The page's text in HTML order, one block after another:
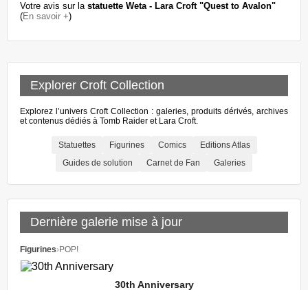
Votre avis sur la statuette Weta - Lara Croft "Quest to Avalon"
(En savoir +)
Explorer Croft Collection
Explorez l’univers Croft Collection : galeries, produits dérivés, archives
et contenus dédiés à Tomb Raider et Lara Croft.
Statuettes Figurines Comics
Editions Atlas
Guides de solution
Carnet de Fan Galeries
Dernière galerie mise à jour
Figurines›POP!
30th Anniversary